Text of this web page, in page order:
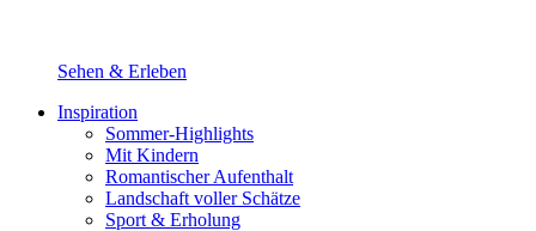
Sehen & Erleben
Inspiration
Sommer-Highlights
Mit Kindern
Romantischer Aufenthalt
Landschaft voller Schätze
Sport & Erholung